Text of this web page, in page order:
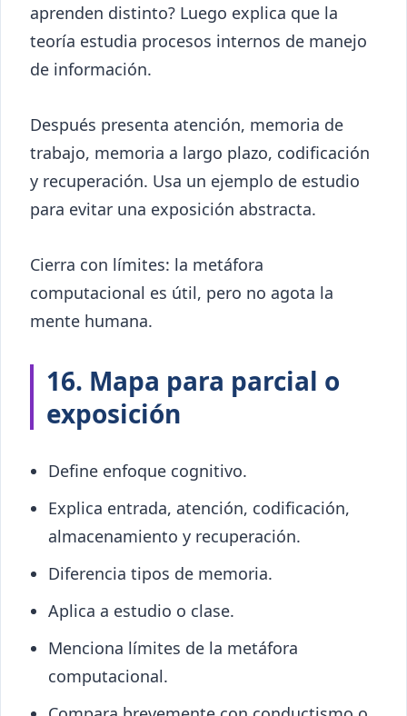
aprenden distinto? Luego explica que la
teoría estudia procesos internos de manejo
de información.
Después presenta atención, memoria de
trabajo, memoria a largo plazo, codificación
y recuperación. Usa un ejemplo de estudio
para evitar una exposición abstracta.
Cierra con límites: la metáfora
computacional es útil, pero no agota la
mente humana.
16. Mapa para parcial o
exposición
Define enfoque cognitivo.
Explica entrada, atención, codificación,
almacenamiento y recuperación.
Diferencia tipos de memoria.
Aplica a estudio o clase.
Menciona límites de la metáfora
computacional.